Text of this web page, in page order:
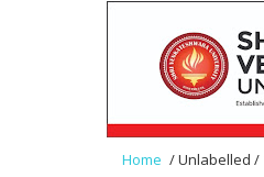
Home /Unlabelled /